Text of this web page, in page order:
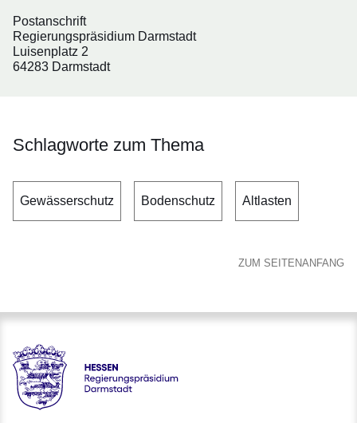
Postanschrift
Regierungspräsidium Darmstadt
Luisenplatz 2
64283 Darmstadt
Schlagworte zum Thema
Gewässerschutz Bodenschutz Altlasten
ZUM SEITENANFANG
Hessen - Regierungspräsidium Darmstadt